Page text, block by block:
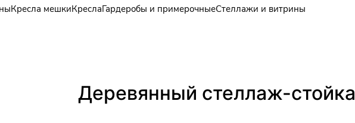
Кресла мешкиКреслаГардеробы и примерочныеСтеллажи и витрины
Деревянный стеллаж-стойка